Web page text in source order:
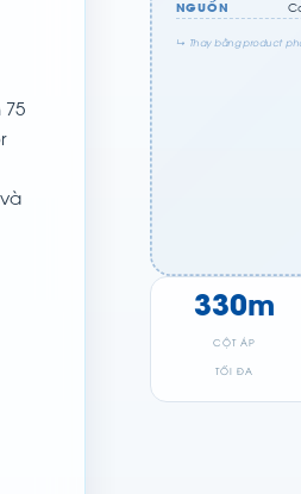
75
NGUỒN
↳ Thay bằng product
330m
CỘT ÁP
TỐI ĐA